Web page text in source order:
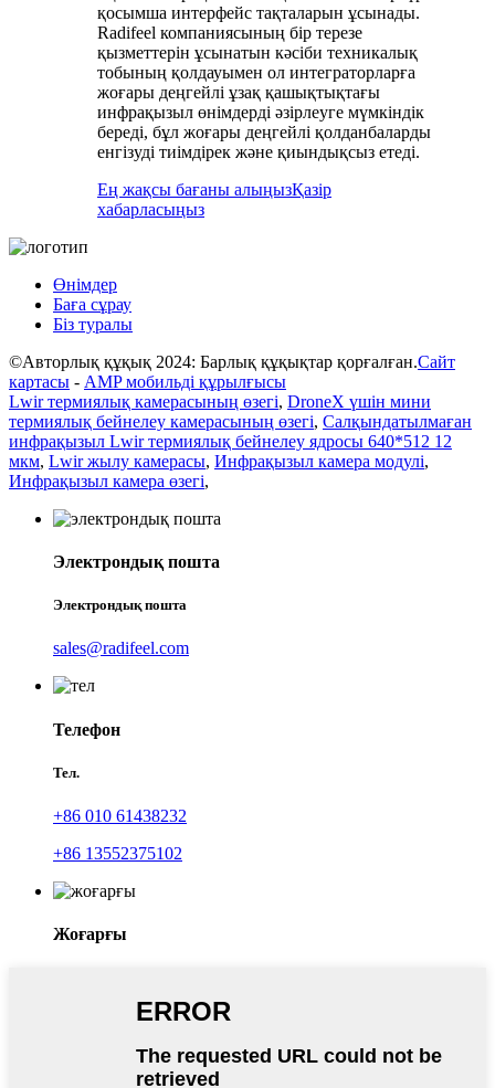
қосымша интерфейс тақталарын ұсынады.
Radifeel компаниясының бір терезе
қызметтерін ұсынатын кәсіби техникалық
тобының қолдауымен ол интеграторларға
жоғары деңгейлі ұзақ қашықтықтағы
инфрақызыл өнімдерді әзірлеуге мүмкіндік
береді, бұл жоғары деңгейлі қолданбаларды
енгізуді тиімдірек және қиындықсыз етеді.
Ең жақсы бағаны алыңызҚазір
хабарласыңыз
Өнімдер
Баға сұрау
Біз туралы
©Авторлық құқық 2024: Барлық құқықтар қорғалған.Сайт
картасы - AMP мобильді құрылғысы
Lwir термиялық камерасының өзегі, DroneX үшін мини
термиялық бейнелеу камерасының өзегі, Салқындатылмаған
инфрақызыл Lwir термиялық бейнелеу ядросы 640*512 12
мкм, Lwir жылу камерасы, Инфрақызыл камера модулі,
Инфрақызыл камера өзегі,
Электрондық пошта
Электрондық пошта
sales@radifeel.com
Телефон
Тел.
+86 010 61438232
+86 13552375102
Жоғарғы